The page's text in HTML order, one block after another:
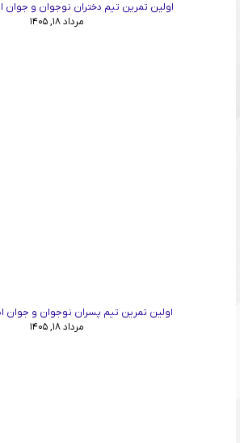
اولین تمرین تیم دختران نوجوان و جوان
مرداد ۱۸, ۱۴۰۵
اولین تمرین تیم پسران نوجوان و جوان
مرداد ۱۸, ۱۴۰۵